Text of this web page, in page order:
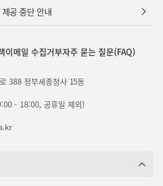
공 중단 안내
이메일 수집거부자주 묻는 질문(FAQ)
388 정부세종청사 15동
- 18:00, 공휴일 제외)